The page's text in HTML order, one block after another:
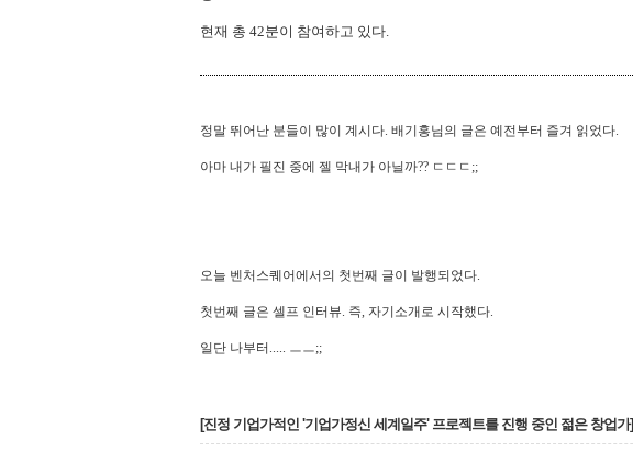
현재 총 42분이 참여하고 있다.
정말 뛰어난 분들이 많이 계시다. 배기홍님의 글은 예전부터 즐겨 읽었다.
아마 내가 필진 중에 젤 막내가 아닐까?? ㄷㄷㄷ;;
오늘 벤처스퀘어에서의 첫번째 글이 발행되었다.
첫번째 글은 셀프 인터뷰. 즉, 자기소개로 시작했다.
일단 나부터..... ㅡㅡ;;
[진정 기업가적인 '기업가정신 세계일주' 프로젝트를 진행 중인 젊은 창업가]